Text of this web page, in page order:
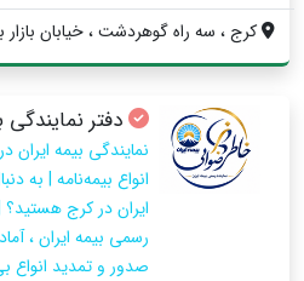
کرج ، سه راه گوهردشت ، خيابان بازار
دفتر نمایندگی
نمایندگی بیمه
انواع بیمه‌نامه | به
ایران در کرج هستید؟
رسمی بیمه ایران ،
صدور و تمدید انواع